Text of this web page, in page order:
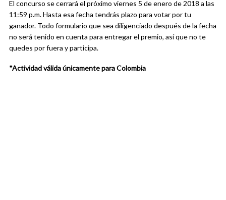
El concurso se cerrará el próximo viernes 5 de enero de 2018 a las
11:59 p.m. Hasta esa fecha tendrás plazo para votar por tu
ganador. Todo formulario que sea diligenciado después de la fecha
no será tenido en cuenta para entregar el premio, así que no te
quedes por fuera y participa.
*Actividad válida únicamente para Colombia